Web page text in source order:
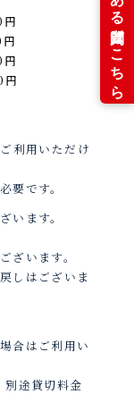
円
利用いただけ
要です。
います。
ざいます。
しはございま
合はご利用い
別途貸切料金